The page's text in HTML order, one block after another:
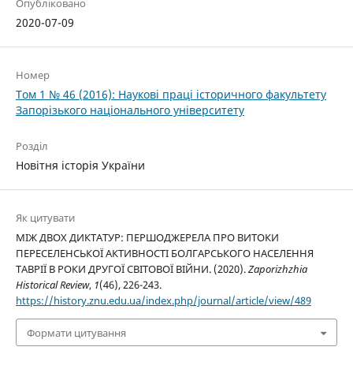
Опубліковано
2020-07-09
Номер
Том 1 № 46 (2016): Наукові праці історичного факультету
Запорізького національного університету
Розділ
Новітня історія України
Як цитувати
МІЖ ДВОХ ДИКТАТУР: ПЕРШОДЖЕРЕЛА ПРО ВИТОКИ
ПЕРЕСЕЛЕНСЬКОЇ АКТИВНОСТІ БОЛГАРСЬКОГО НАСЕЛЕННЯ
ТАВРІЇ В РОКИ ДРУГОЇ СВІТОВОЇ ВІЙНИ. (2020).Zaporizhzhia
Historical Review, 1(46), 226-243.
https://history.znu.edu.ua/index.php/journal/article/view/489
Формати цитування